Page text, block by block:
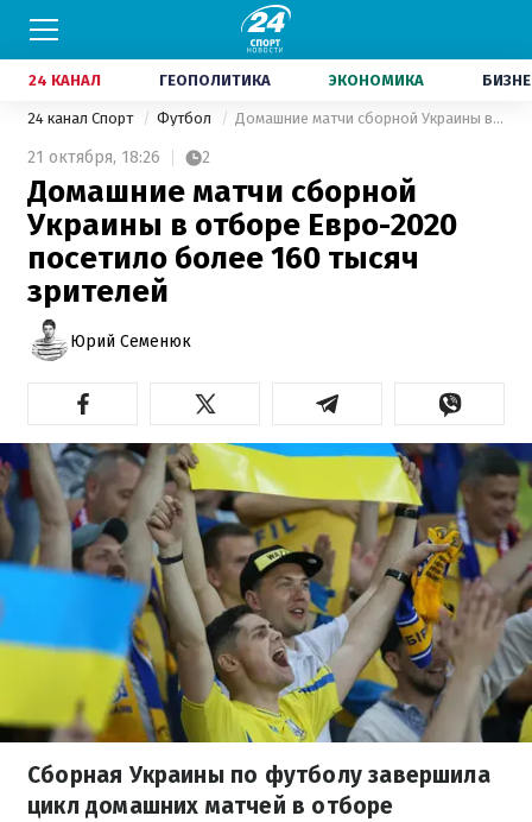
24 КАНАЛ ГЕОПОЛИТИКА ЭКОНОМИКА
24 канал Спорт Футбол Домашние матчи сборной Украины в отборе Евро-2020 посетило более 160 тысяч зрителей
21 октября, 18:26 2
Домашние матчи сборной
Украины в отборе Евро-2020
посетило более 160 тысяч
зрителей
Юрий Семенюк
Сборная Украины по футболу завершила
цикл домашних матчей в отборе